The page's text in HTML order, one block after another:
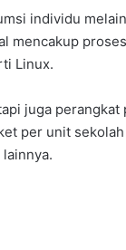
individu
mencakup
Linux.
juga
per unit